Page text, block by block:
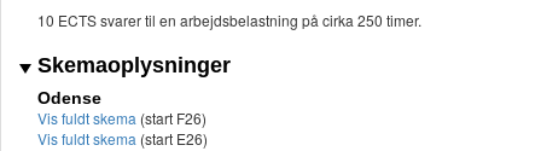
10 ECTS svarer til en arbejdsbelastning på cirka 250 timer.
Skemaoplysninger
Odense
Vis fuldt skema (start F26)
Vis fuldt skema (start E26)